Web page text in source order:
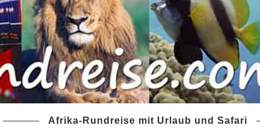
Afrika-Rundreise mit Urlaub und Safari